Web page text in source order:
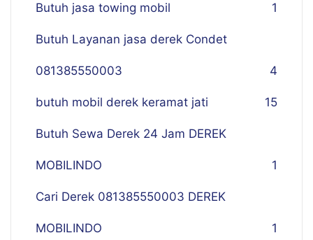
Butuh jasa towing mobil 1
Butuh Layanan jasa derek Condet
081385550003 4
butuh mobil derek keramat jati 15
Butuh Sewa Derek 24 Jam DEREK
MOBILINDO 1
Cari Derek 081385550003 DEREK
MOBILINDO 1